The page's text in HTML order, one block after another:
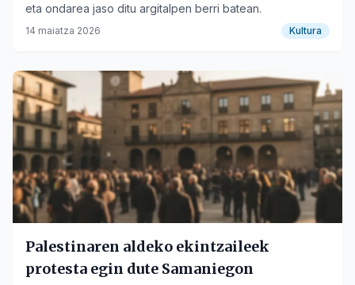
eta ondarea jaso ditu argitalpen berri batean.
14 maiatza 2026 Kultura
Palestinaren aldeko ekintzaileek
protesta egin dute Samaniegon